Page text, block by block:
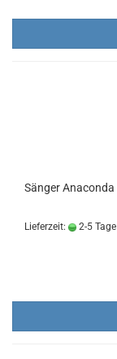
Sänger
Lieferzeit: 2-5 Tage